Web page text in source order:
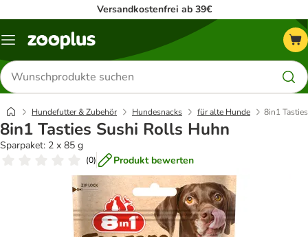
Versandkostenfrei ab 39€
Menü
Produkte
suchen
Hundefutter & Zubehör Hundesnacks für alte Hunde 8in1
8in1 Tasties Sushi Rolls Huhn
Sparpaket: 2 x 85 g
(0) Produkt bewerten